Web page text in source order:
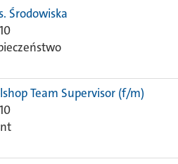
Środowiska
Team Supervisor (f/m)